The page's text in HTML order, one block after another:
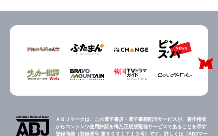
ＡＢＪマークは、この電子書店・電子書籍配信サービスが、著作権者
からコンテンツ使用許諾を得た正規版配信サービスであることを示す
登録商標（登録番号 第６０９１７１３号）です。詳しくは［ABJマー